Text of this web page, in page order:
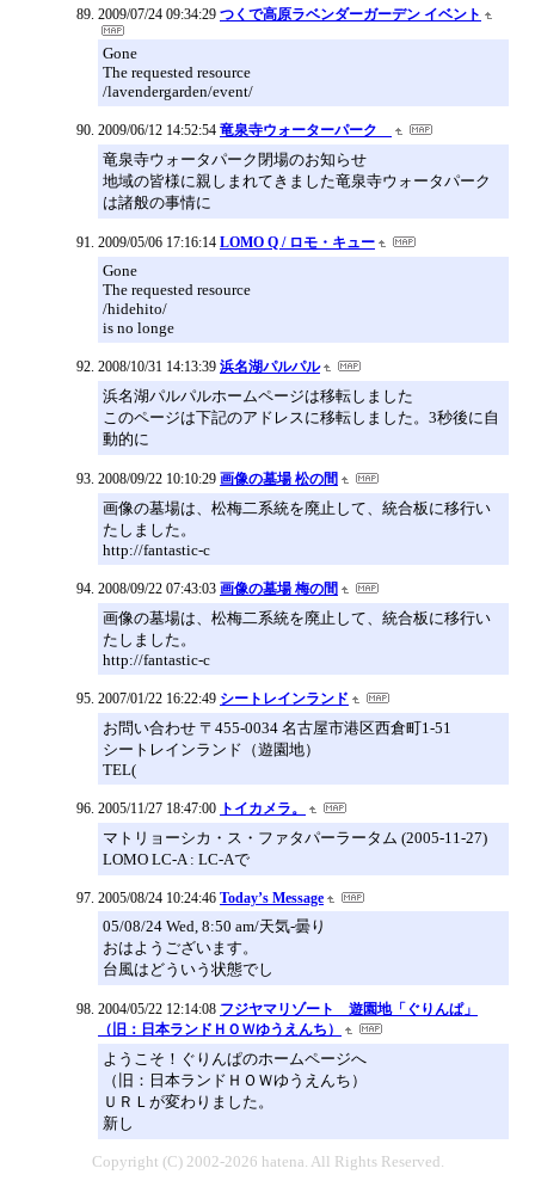
2009/07/24 09:34:29 つくで高原ラベンダーガーデン イベント
Gone
The requested resource
/lavendergarden/event/
2009/06/12 14:52:54 竜泉寺ウォーターパーク
竜泉寺ウォータパーク閉場のお知らせ
地域の皆様に親しまれてきました竜泉寺ウォータパーク
は諸般の事情に
2009/05/06 17:16:14 LOMO Q / ロモ・キュー
Gone
The requested resource
/hidehito/
is no longe
2008/10/31 14:13:39 浜名湖パルパル
浜名湖パルパルホームページは移転しました
このページは下記のアドレスに移転しました。3秒後に自
動的に
2008/09/22 10:10:29 画像の墓場 松の間
画像の墓場は、松梅二系統を廃止して、統合板に移行い
たしました。
http://fantastic-c
2008/09/22 07:43:03 画像の墓場 梅の間
画像の墓場は、松梅二系統を廃止して、統合板に移行い
たしました。
http://fantastic-c
2007/01/22 16:22:49 シートレインランド
お問い合わせ 〒455-0034 名古屋市港区西倉町1-51
シートレインランド（遊園地）
TEL(
2005/11/27 18:47:00 トイカメラ。
マトリョーシカ・ス・ファタパーラータム (2005-11-27)
LOMO LC-A : LC-Aで
2005/08/24 10:24:46 Today’s Message
05/08/24 Wed, 8:50 am/天気-曇り
おはようございます。
台風はどういう状態でし
2004/05/22 12:14:08 フジヤマリゾート 遊園地「ぐりんぱ」
（旧：日本ランドＨＯＷゆうえんち）
ようこそ！ぐりんぱのホームページへ
（旧：日本ランドＨＯＷゆうえんち）
ＵＲＬが変わりました。
新し
Copyright (C) 2002-2026 hatena. All Rights Reserved.